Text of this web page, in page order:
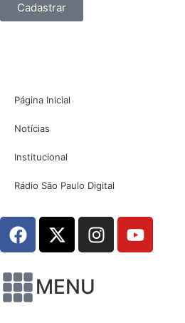
Cadastrar
Página Inicial
Notícias
Institucional
Rádio São Paulo Digital
MENU